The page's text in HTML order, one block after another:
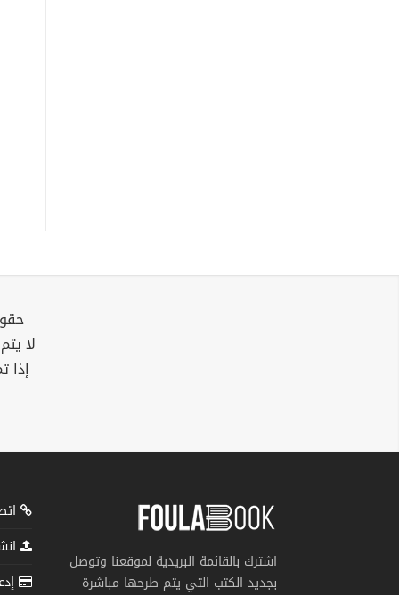
لا
إذا
اشترك بالقائمة البريدية لموقعنا وتوصل
بجديد الكتب التي يتم طرحها مباشرة